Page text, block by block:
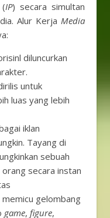
IP) secara simultan
Alur Kerja Media
diluncurkan
untuk
luas yang lebih
iklan
Tayang di
sebuah
secara instan
gelombang
game, figure,